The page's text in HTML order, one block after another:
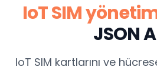
IoT SIM
JSON
IoT SIM kartlarını ve